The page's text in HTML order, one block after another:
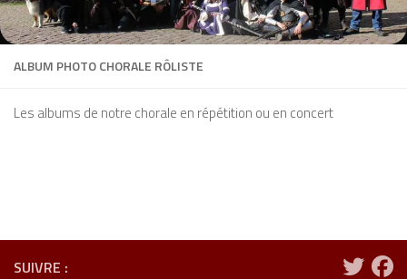
ALBUM PHOTO CHORALE RÔLISTE
Les albums de notre chorale en répétition ou en concert
SUIVRE :